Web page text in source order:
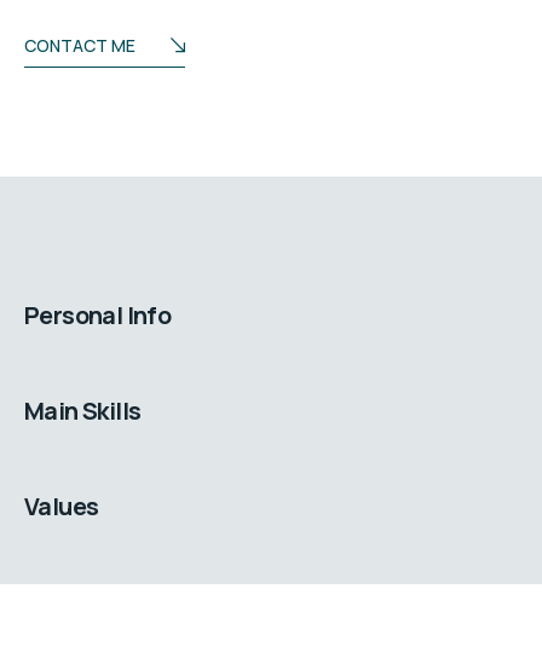
CONTACT ME
Personal Info
Main Skills
Values